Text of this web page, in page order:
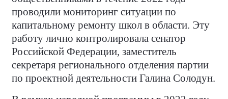
проводили мониторинг ситуации по
капитальному ремонту школ в области. Эту
работу лично контролировала сенатор
Российской Федерации, заместитель
секретаря регионального отделения партии
по проектной деятельности Галина Солодун.